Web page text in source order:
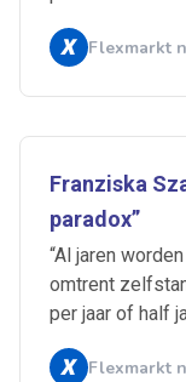
Flexmarkt
Franziska
paradox”
“Al jaren
omtrent
per jaar of half
Flexmarkt